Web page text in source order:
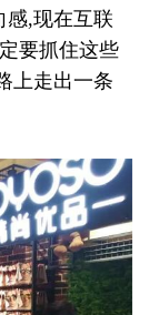
,现在互联
要抓住这些
上走出一条